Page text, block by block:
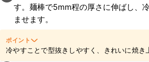
す。麺棒で5mm程の厚さに伸ばし、
ませます。
ポイント
冷やすことで型抜きしやすく、きれいに焼き